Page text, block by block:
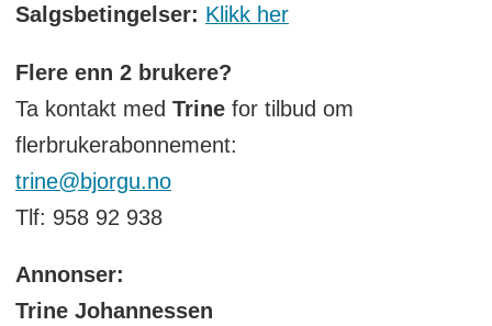
Salgsbetingelser: Klikk her
Flere enn 2 brukere?
Ta kontakt med Trinefor tilbud om
flerbrukerabonnement:
trine@bjorgu.no
Tlf: 958 92 938
Annonser:
Trine Johannessen